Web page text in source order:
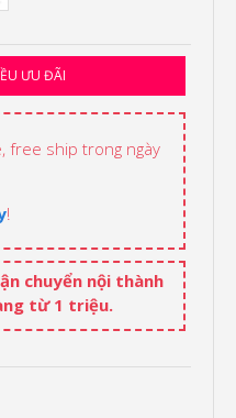
ƯU ĐÃI
free ship trong ngày
!
chuyển nội thành
từ 1 triệu.